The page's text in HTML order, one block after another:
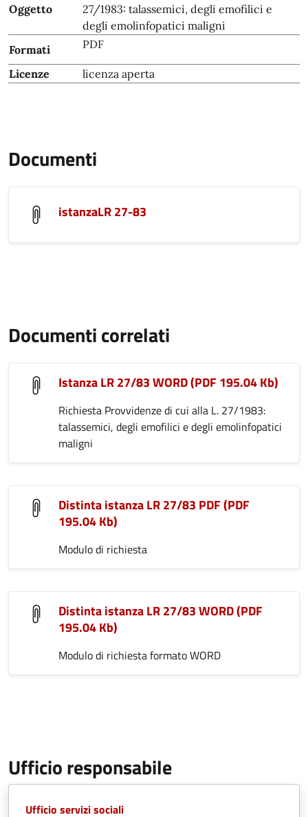
Oggetto
27/1983: talassemici, degli emofilici e
degli emolinfopatici maligni
Formati
PDF
Licenze licenza aperta
Documenti
istanzaLR 27-83
Documenti correlati
Istanza LR 27/83 WORD (PDF 195.04 Kb)
Richiesta Provvidenze di cui alla L. 27/1983:
talassemici, degli emofilici e degli emolinfopatici
maligni
Distinta istanza LR 27/83 PDF (PDF
195.04 Kb)
Modulo di richiesta
Distinta istanza LR 27/83 WORD (PDF
195.04 Kb)
Modulo di richiesta formato WORD
Ufficio responsabile
Ufficio servizi sociali